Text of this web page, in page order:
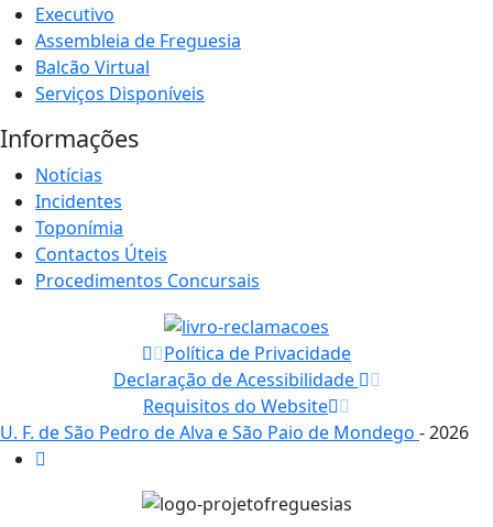
Executivo
Assembleia de Freguesia
Balcão Virtual
Serviços Disponíveis
Informações
Notícias
Incidentes
Toponímia
Contactos Úteis
Procedimentos Concursais
Política de Privacidade
Declaração de Acessibilidade
Requisitos do Website
U. F. de São Pedro de Alva e São Paio de Mondego - 2026